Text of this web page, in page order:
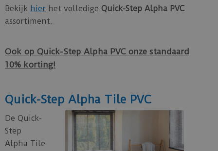
Bekijk hier het volledige Quick-Step Alpha PVC
assortiment.
Ook op Quick-Step Alpha PVC onze standaard
10% korting!
Quick-Step Alpha Tile PVC
De Quick-
Step
Alpha Tile